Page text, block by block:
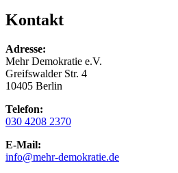
Kontakt
Adresse:
Mehr Demokratie e.V.
Greifswalder Str. 4
10405 Berlin
Telefon:
030 4208 2370
E-Mail:
info@mehr-demokratie.de